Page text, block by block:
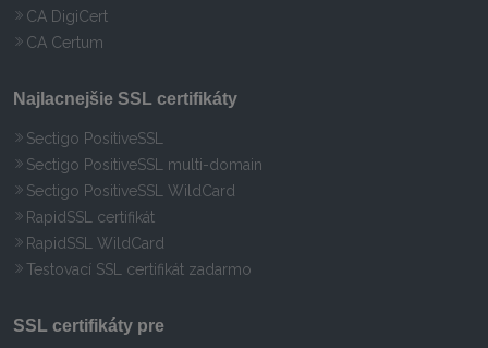
CA DigiCert
CA Certum
Najlacnejšie SSL certifikáty
Sectigo PositiveSSL
Sectigo PositiveSSL multi-domain
Sectigo PositiveSSL WildCard
RapidSSL certifikát
RapidSSL WildCard
Testovací SSL certifikát zadarmo
SSL certifikáty pre